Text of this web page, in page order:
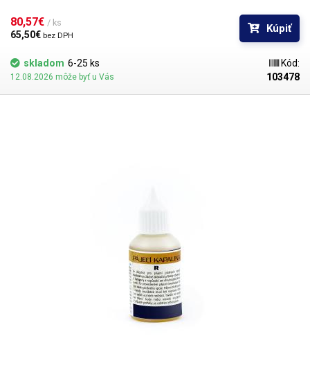
spájkovanie SMD súčiastok tam, kde nie je možné použiť bežnú
kolofóniu. Tavidlo RF800 nie je reziduálne a nespôsobuje koróziu.
spájkovanie dosiek plošných spojov a základných dosiek, pocínovanie
a pokovovanie súčiastok v pocínovacích kúpeľoch.
Na pohodlné a
presné nanášanie tavidla RF800 odporúčame zakúpiť perový aplikátor.
Balenie: 1000 ml
80,57€ / ks
65,50€ bez DPH
Kúpiť
skladom 6-25 ks
12.08.2026 môže byť u Vás
Kód:
103478